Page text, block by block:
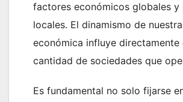
factores económicos globales y
locales. El dinamismo de
económica influye directamente
cantidad de sociedades que
Es fundamental no solo fijarse